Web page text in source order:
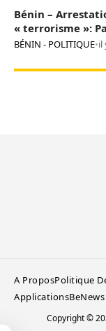
Bénin –
« terrorisme »:
BÉNIN - POLITIQUE•il
A ProposPolitique
Applications
Copyright ©